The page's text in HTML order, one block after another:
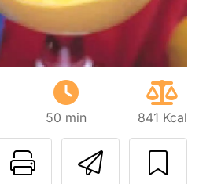
50 min 841 Kcal
Imprimir
al autor